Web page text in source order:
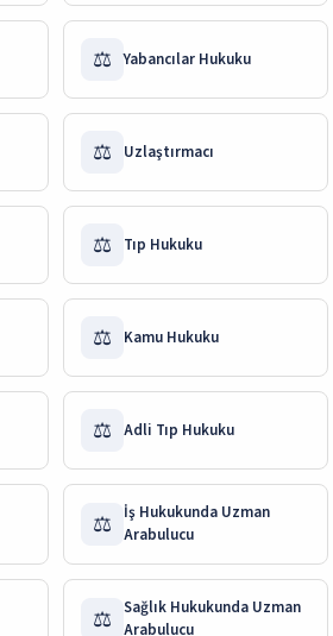
⚖️ Yabancılar Hukuku
⚖️ Uzlaştırmacı
⚖️ Tıp Hukuku
⚖️ Kamu Hukuku
⚖️ Adli Tıp Hukuku
⚖️
İş Hukukunda Uzman
Arabulucu
⚖️
Sağlık Hukukunda Uzman
Arabulucu